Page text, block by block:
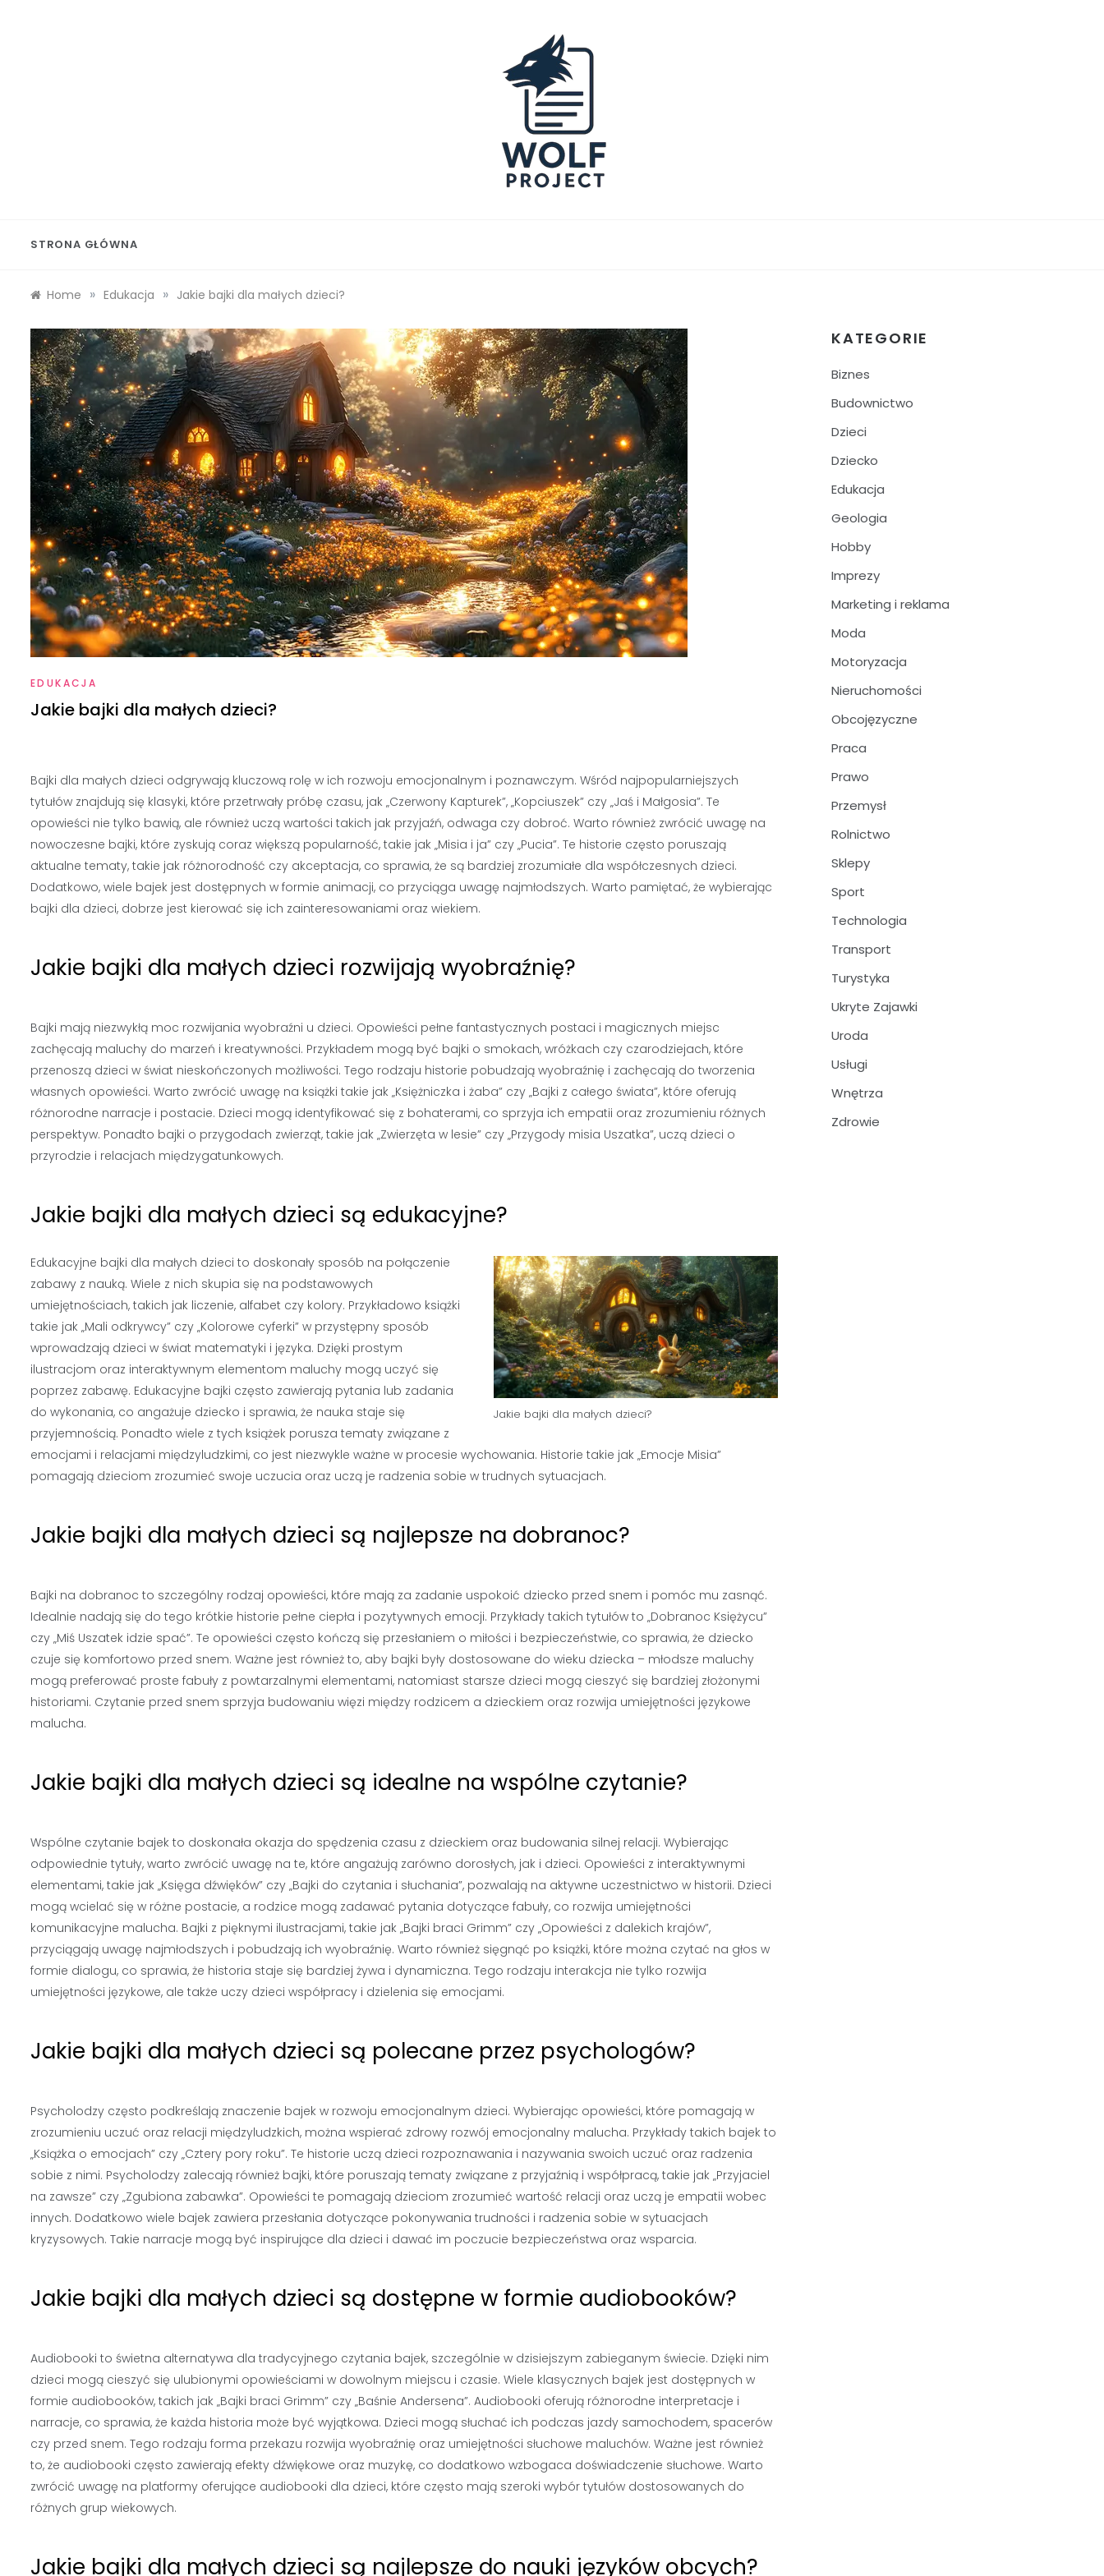
STRONA GŁÓWNA
Home » Edukacja » Jakie bajki dla małych dzieci?
EDUKACJA
Jakie bajki dla małych dzieci?
Bajki dla małych dzieci odgrywają kluczową rolę w ich rozwoju emocjonalnym i poznawczym. Wśród najpopularniejszych
tytułów znajdują się klasyki, które przetrwały próbę czasu, jak „Czerwony Kapturek”, „Kopciuszek” czy „Jaś i Małgosia”. Te
opowieści nie tylko bawią, ale również uczą wartości takich jak przyjaźń, odwaga czy dobroć. Warto również zwrócić uwagę na
nowoczesne bajki, które zyskują coraz większą popularność, takie jak „Misia i ja” czy „Pucia”. Te historie często poruszają
aktualne tematy, takie jak różnorodność czy akceptacja, co sprawia, że są bardziej zrozumiałe dla współczesnych dzieci.
Dodatkowo, wiele bajek jest dostępnych w formie animacji, co przyciąga uwagę najmłodszych. Warto pamiętać, że wybierając
bajki dla dzieci, dobrze jest kierować się ich zainteresowaniami oraz wiekiem.
Jakie bajki dla małych dzieci rozwijają wyobraźnię?
Bajki mają niezwykłą moc rozwijania wyobraźni u dzieci. Opowieści pełne fantastycznych postaci i magicznych miejsc
zachęcają maluchy do marzeń i kreatywności. Przykładem mogą być bajki o smokach, wróżkach czy czarodziejach, które
przenoszą dzieci w świat nieskończonych możliwości. Tego rodzaju historie pobudzają wyobraźnię i zachęcają do tworzenia
własnych opowieści. Warto zwrócić uwagę na książki takie jak „Księżniczka i żaba” czy „Bajki z całego świata”, które oferują
różnorodne narracje i postacie. Dzieci mogą identyfikować się z bohaterami, co sprzyja ich empatii oraz zrozumieniu różnych
perspektyw. Ponadto bajki o przygodach zwierząt, takie jak „Zwierzęta w lesie” czy „Przygody misia Uszatka”, uczą dzieci o
przyrodzie i relacjach międzygatunkowych.
Jakie bajki dla małych dzieci są edukacyjne?
Jakie bajki dla małych dzieci?
Edukacyjne bajki dla małych dzieci to doskonały sposób na połączenie
zabawy z nauką. Wiele z nich skupia się na podstawowych
umiejętnościach, takich jak liczenie, alfabet czy kolory. Przykładowo książki
takie jak „Mali odkrywcy” czy „Kolorowe cyferki” w przystępny sposób
wprowadzają dzieci w świat matematyki i języka. Dzięki prostym
ilustracjom oraz interaktywnym elementom maluchy mogą uczyć się
poprzez zabawę. Edukacyjne bajki często zawierają pytania lub zadania
do wykonania, co angażuje dziecko i sprawia, że nauka staje się
przyjemnością. Ponadto wiele z tych książek porusza tematy związane z
emocjami i relacjami międzyludzkimi, co jest niezwykle ważne w procesie wychowania. Historie takie jak „Emocje Misia”
pomagają dzieciom zrozumieć swoje uczucia oraz uczą je radzenia sobie w trudnych sytuacjach.
Jakie bajki dla małych dzieci są najlepsze na dobranoc?
Bajki na dobranoc to szczególny rodzaj opowieści, które mają za zadanie uspokoić dziecko przed snem i pomóc mu zasnąć.
Idealnie nadają się do tego krótkie historie pełne ciepła i pozytywnych emocji. Przykłady takich tytułów to „Dobranoc Księżycu”
czy „Miś Uszatek idzie spać”. Te opowieści często kończą się przesłaniem o miłości i bezpieczeństwie, co sprawia, że dziecko
czuje się komfortowo przed snem. Ważne jest również to, aby bajki były dostosowane do wieku dziecka – młodsze maluchy
mogą preferować proste fabuły z powtarzalnymi elementami, natomiast starsze dzieci mogą cieszyć się bardziej złożonymi
historiami. Czytanie przed snem sprzyja budowaniu więzi między rodzicem a dzieckiem oraz rozwija umiejętności językowe
malucha.
Jakie bajki dla małych dzieci są idealne na wspólne czytanie?
Wspólne czytanie bajek to doskonała okazja do spędzenia czasu z dzieckiem oraz budowania silnej relacji. Wybierając
odpowiednie tytuły, warto zwrócić uwagę na te, które angażują zarówno dorosłych, jak i dzieci. Opowieści z interaktywnymi
elementami, takie jak „Księga dźwięków” czy „Bajki do czytania i słuchania”, pozwalają na aktywne uczestnictwo w historii. Dzieci
mogą wcielać się w różne postacie, a rodzice mogą zadawać pytania dotyczące fabuły, co rozwija umiejętności
komunikacyjne malucha. Bajki z pięknymi ilustracjami, takie jak „Bajki braci Grimm” czy „Opowieści z dalekich krajów”,
przyciągają uwagę najmłodszych i pobudzają ich wyobraźnię. Warto również sięgnąć po książki, które można czytać na głos w
formie dialogu, co sprawia, że historia staje się bardziej żywa i dynamiczna. Tego rodzaju interakcja nie tylko rozwija
umiejętności językowe, ale także uczy dzieci współpracy i dzielenia się emocjami.
Jakie bajki dla małych dzieci są polecane przez psychologów?
Psycholodzy często podkreślają znaczenie bajek w rozwoju emocjonalnym dzieci. Wybierając opowieści, które pomagają w
zrozumieniu uczuć oraz relacji międzyludzkich, można wspierać zdrowy rozwój emocjonalny malucha. Przykłady takich bajek to
„Książka o emocjach” czy „Cztery pory roku”. Te historie uczą dzieci rozpoznawania i nazywania swoich uczuć oraz radzenia
sobie z nimi. Psycholodzy zalecają również bajki, które poruszają tematy związane z przyjaźnią i współpracą, takie jak „Przyjaciel
na zawsze” czy „Zgubiona zabawka”. Opowieści te pomagają dzieciom zrozumieć wartość relacji oraz uczą je empatii wobec
innych. Dodatkowo wiele bajek zawiera przesłania dotyczące pokonywania trudności i radzenia sobie w sytuacjach
kryzysowych. Takie narracje mogą być inspirujące dla dzieci i dawać im poczucie bezpieczeństwa oraz wsparcia.
Jakie bajki dla małych dzieci są dostępne w formie audiobooków?
Audiobooki to świetna alternatywa dla tradycyjnego czytania bajek, szczególnie w dzisiejszym zabieganym świecie. Dzięki nim
dzieci mogą cieszyć się ulubionymi opowieściami w dowolnym miejscu i czasie. Wiele klasycznych bajek jest dostępnych w
formie audiobooków, takich jak „Bajki braci Grimm” czy „Baśnie Andersena”. Audiobooki oferują różnorodne interpretacje i
narracje, co sprawia, że każda historia może być wyjątkowa. Dzieci mogą słuchać ich podczas jazdy samochodem, spacerów
czy przed snem. Tego rodzaju forma przekazu rozwija wyobraźnię oraz umiejętności słuchowe maluchów. Ważne jest również
to, że audiobooki często zawierają efekty dźwiękowe oraz muzykę, co dodatkowo wzbogaca doświadczenie słuchowe. Warto
zwrócić uwagę na platformy oferujące audiobooki dla dzieci, które często mają szeroki wybór tytułów dostosowanych do
różnych grup wiekowych.
Jakie bajki dla małych dzieci są najlepsze do nauki języków obcych?
KATEGORIE
Biznes
Budownictwo
Dzieci
Dziecko
Edukacja
Geologia
Hobby
Imprezy
Marketing i reklama
Moda
Motoryzacja
Nieruchomości
Obcojęzyczne
Praca
Prawo
Przemysł
Rolnictwo
Sklepy
Sport
Technologia
Transport
Turystyka
Ukryte Zajawki
Uroda
Usługi
Wnętrza
Zdrowie